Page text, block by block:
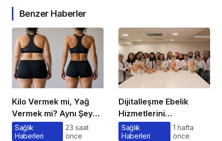
Benzer Haberler
Kilo Vermek mi, Yağ
Vermek mi? Aynı Şey
Sanıyoruz Ama Değil!
Sağlık
Haberleri
23 saat
önce
Dijitalleşme Ebelik
Hizmetlerini
Dönüştürüyor
Sağlık
Haberleri
1 hafta
önce